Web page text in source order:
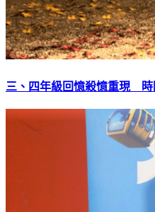
三、四年級回憶殺憶重現 時